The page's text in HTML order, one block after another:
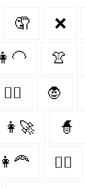
🤦‍ ❌
👩‍🦲 👚
👩‍⚕️ 🧛‍
👩‍🚀 🧙‍
👩‍🦰 👨‍⚕️